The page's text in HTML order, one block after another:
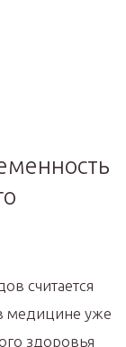
считается
медицине уже
здоровья